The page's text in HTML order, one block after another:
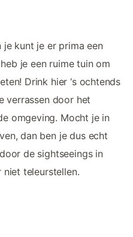
kunt je er prima een
je een ruime tuin om
Drink hier ‘s ochtends
verrassen door het
omgeving. Mocht je in
dan ben je dus echt
de sightseeings in
niet teleurstellen.